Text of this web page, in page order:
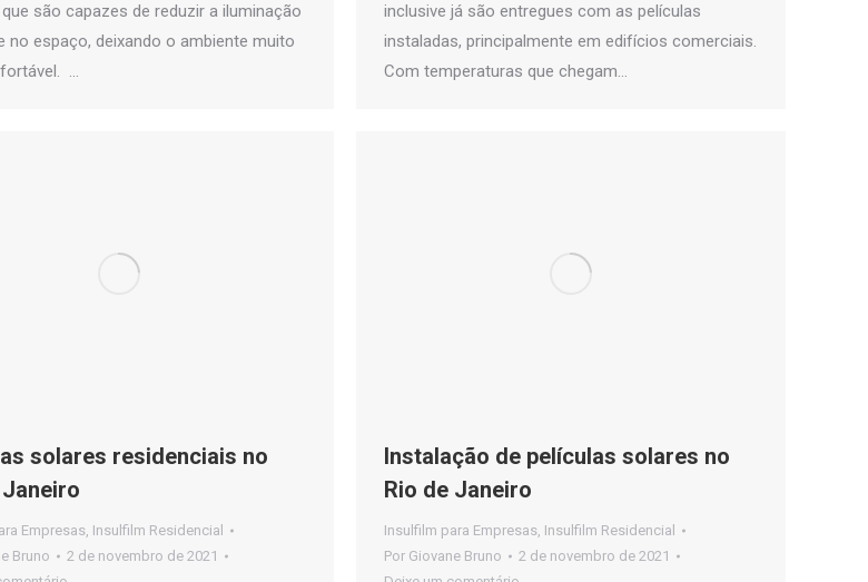
são capazes de reduzir a iluminação
no espaço, deixando o ambiente muito
…
inclusive já são entregues com as películas
instaladas, principalmente em edifícios comerciais.
Com temperaturas que chegam…
solares residenciais no
Empresas, Insulfilm Residencial
Bruno
2 de novembro de 2021
Instalação de películas solares no
Rio de Janeiro
Insulfilm para Empresas, Insulfilm Residencial
Por Giovane Bruno
2 de novembro de 2021